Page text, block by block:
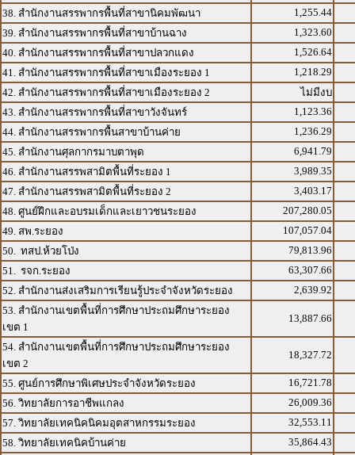
38. สำนักงานสรรพากรพื้นที่สาขานิคมพัฒนา
1,255.44
39. สำนักงานสรรพากรพื้นที่สาขาบ้านฉาง
1,323.60
40. สำนักงานสรรพากรพื้นที่สาขาปลวกแดง
1,526.64
41. สำนักงานสรรพากรพื้นที่สาขาเมืองระยอง 1
1,218.29
42. สำนักงานสรรพากรพื้นที่สาขาเมืองระยอง 2
ไม่มีงบ
43. สำนักงานสรรพากรพื้นที่สาขาวังจันทร์
1,123.36
44. สำนักงานสรรพากรพื้นสาขาบ้านค่าย
1,236.29
45. สำนักงานศุลกากรมาบตาพุด
6,941.79
46. สำนักงานสรรพสามิตพื้นที่ระยอง 1
3,989.35
47. สำนักงานสรรพสามิตพื้นที่ระยอง 2
3,403.17
48. ศูนย์ฝึกและอบรมเด็กและเยาวชนระยอง
207,280.05
49. สพ.ระยอง
107,057.04
50. ทสป.ห้วยโป่ง
79,813.96
51. รจก.ระยอง
63,307.66
52. สำนักงานส่งเสริมการเรียนรู้ประจำจังหวัดระยอง
2,639.92
53. สำนักงานเขตพื้นที่การศึกษาประถมศึกษาระยอง
เขต 1
13,887.66
54. สำนักงานเขตพื้นที่การศึกษาประถมศึกษาระยอง
เขต 2
18,327.72
55. ศูนย์การศึกษาพิเศษประจำจังหวัดระยอง
16,721.78
56. วิทยาลัยการอาชีพแกลง
26,009.36
57. วิทยาลัยเทคนิคนิคมอุตสาหกรรมระยอง
32,553.11
58. วิทยาลัยเทคนิคบ้านค่าย
35,864.43